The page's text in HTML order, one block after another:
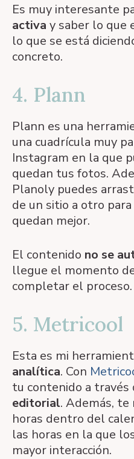
Es muy interesante
activa y saber lo que
lo que se está
concreto.
4. Plann
Plann es una
una cuadrícula muy
Instagram en la que
quedan tus fotos.
Planoly puedes
de un sitio a otro
quedan mejor.
El contenido no se
llegue el momento
completar el proceso.
5. Metricool
Esta es mi
analítica. Con
tu contenido a través
editorial. Además,
horas dentro del
las horas en la que
mayor interacción.